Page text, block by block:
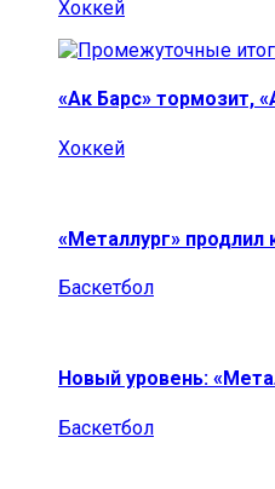
Хоккей
«Ак Барс» тормозит,
Хоккей
«Металлург»
Баскетбол
Новый уровень:
Баскетбол